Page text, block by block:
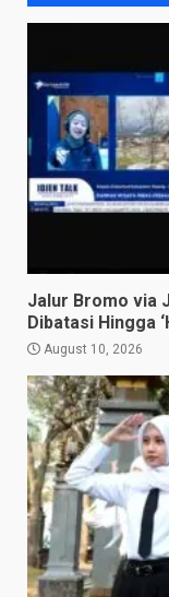
Jalur Bromo via
Dibatasi Hingga
August 10, 2026